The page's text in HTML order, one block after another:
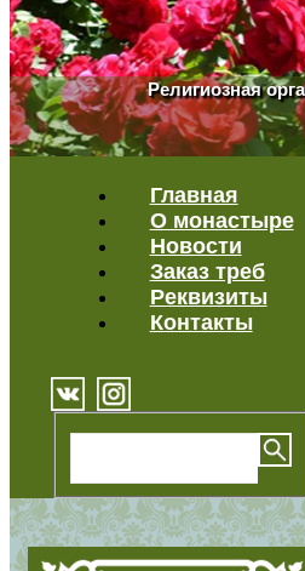
Религиозная
Главная
О монастыре
Новости
Заказ треб
Реквизиты
Контакты